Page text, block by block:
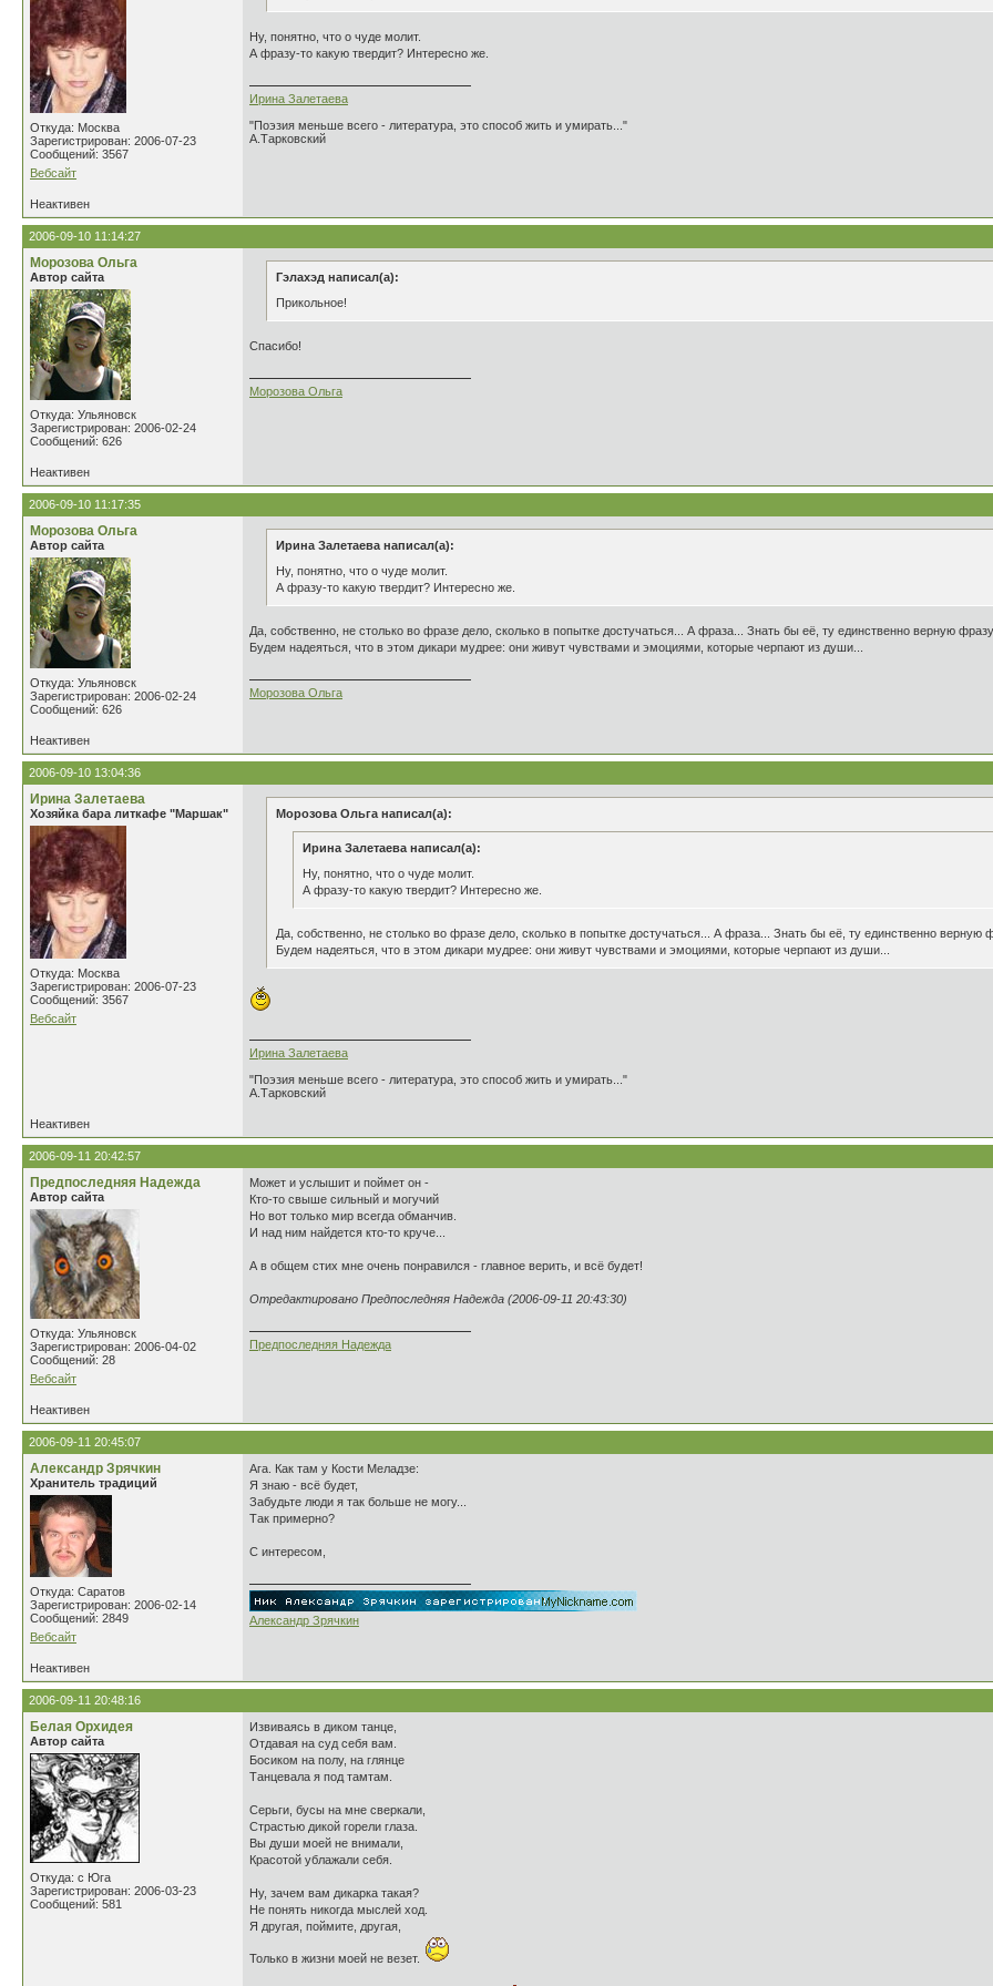
Откуда: Москва
Зарегистрирован: 2006-07-23
Сообщений: 3567
Вебсайт
Ну, понятно, что о чуде молит.
А фразу-то какую твердит? Интересно же.
Ирина Залетаева
"Поэзия меньше всего - литература, это способ жить и умирать..."
А.Тарковский
Неактивен
2006-09-10 11:14:27
Морозова Ольга
Автор сайта
Откуда: Ульяновск
Зарегистрирован: 2006-02-24
Сообщений: 626
Гэлахэд написал(а):
Прикольное!
Спасибо!
Морозова Ольга
Неактивен
2006-09-10 11:17:35
Морозова Ольга
Автор сайта
Откуда: Ульяновск
Зарегистрирован: 2006-02-24
Сообщений: 626
Ирина Залетаева написал(а):
Ну, понятно, что о чуде молит.
А фразу-то какую твердит? Интересно же.
Да, собственно, не столько во фразе дело, сколько в попытке достучаться... А фраза... Знать бы её, ту единственно верную
Будем надеяться, что в этом дикари мудрее: они живут чувствами и эмоциями, которые черпают из души...
Морозова Ольга
Неактивен
2006-09-10 13:04:36
Ирина Залетаева
Хозяйка бара литкафе "Маршак"
Откуда: Москва
Зарегистрирован: 2006-07-23
Сообщений: 3567
Вебсайт
Морозова Ольга написал(а):
Ирина Залетаева написал(а):
Ну, понятно, что о чуде молит.
А фразу-то какую твердит? Интересно же.
Да, собственно, не столько во фразе дело, сколько в попытке достучаться... А фраза... Знать бы её, ту единственно верную
Будем надеяться, что в этом дикари мудрее: они живут чувствами и эмоциями, которые черпают из души...
Ирина Залетаева
"Поэзия меньше всего - литература, это способ жить и умирать..."
А.Тарковский
Неактивен
2006-09-11 20:42:57
Предпоследняя Надежда
Автор сайта
Откуда: Ульяновск
Зарегистрирован: 2006-04-02
Сообщений: 28
Вебсайт
Может и услышит и поймет он -
Кто-то свыше сильный и могучий
Но вот только мир всегда обманчив.
И над ним найдется кто-то круче...
А в общем стих мне очень понравился - главное верить, и всё будет!
Отредактировано Предпоследняя Надежда (2006-09-11 20:43:30)
Предпоследняя Надежда
Неактивен
2006-09-11 20:45:07
Александр Зрячкин
Хранитель традиций
Откуда: Саратов
Зарегистрирован: 2006-02-14
Сообщений: 2849
Вебсайт
Ага. Как там у Кости Меладзе:
Я знаю - всё будет,
Забудьте люди я так больше не могу...
Так примерно?
С интересом,
Александр Зрячкин
Неактивен
2006-09-11 20:48:16
Белая Орхидея
Автор сайта
Откуда: с Юга
Зарегистрирован: 2006-03-23
Сообщений: 581
Извиваясь в диком танце,
Отдавая на суд себя вам.
Босиком на полу, на глянце
Танцевала я под тамтам.
Серьги, бусы на мне сверкали,
Страстью дикой горели глаза.
Вы души моей не внимали,
Красотой ублажали себя.
Ну, зачем вам дикарка такая?
Не понять никогда мыслей ход.
Я другая, поймите, другая,
Только в жизни моей не везет.